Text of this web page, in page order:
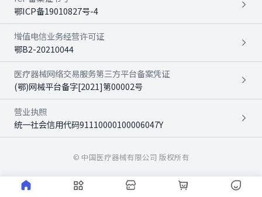
鄂ICP备19010827号-4
增值电信业务经营许可证
鄂B2-20210044
医疗器械网络交易服务第三方平台备案凭证
(鄂)网械平台备字[2021]第00002号
营业执照
统一社会信用代码91110000100006047Y
© 中国医疗器械有限公司 版权所有